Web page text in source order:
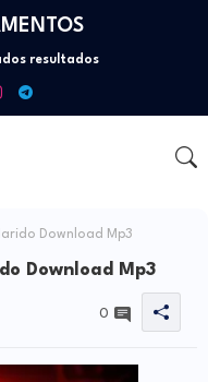
resultados
Download Mp3
Download Mp3
0